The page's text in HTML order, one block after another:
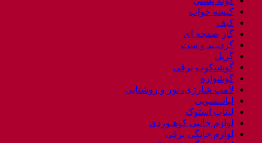
کیسه خواب
کیف
گاز صفحه ای
گردنبند و ست
گریل
گوشتکوب برقی
گوشواره
لامپ شارژی، نور و روشنایی
لباسشویی
لپتاب استوک
لوازم جانبی کوهنوردی
لوازم خانگی برقی